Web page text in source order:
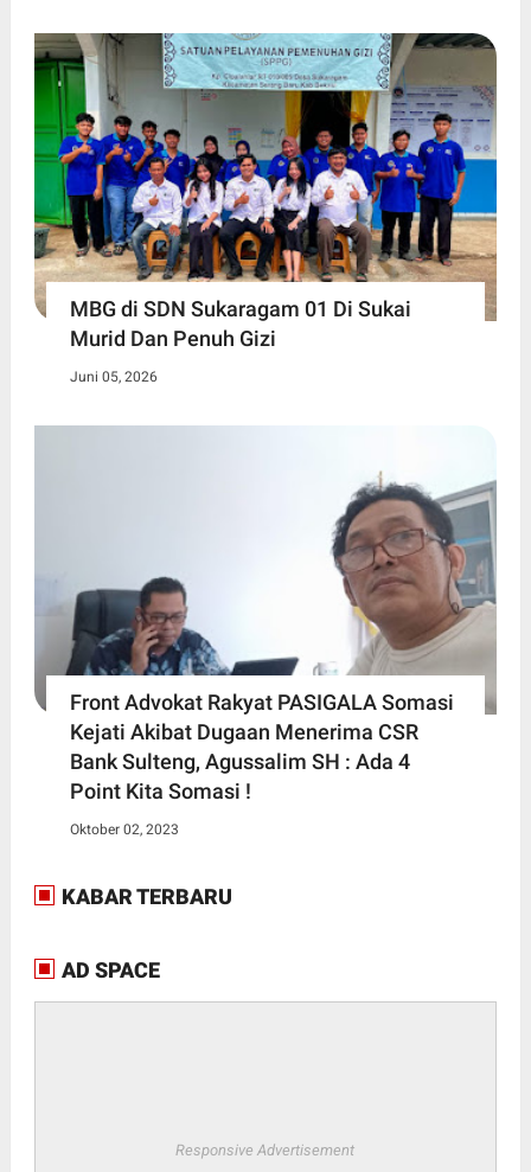
MBG di SDN Sukaragam 01 Di Sukai
Murid Dan Penuh Gizi
Juni 05, 2026
Front Advokat Rakyat PASIGALA Somasi
Kejati Akibat Dugaan Menerima CSR
Bank Sulteng, Agussalim SH : Ada 4
Point Kita Somasi !
Oktober 02, 2023
KABAR TERBARU
AD SPACE
Responsive Advertisement